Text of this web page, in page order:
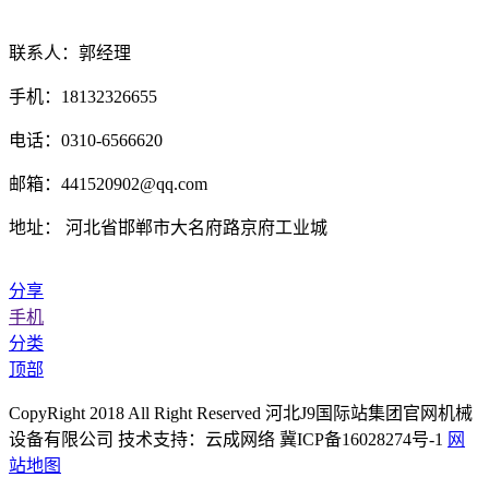
联系人：郭经理
手机：18132326655
电话：0310-6566620
邮箱：441520902@qq.com
地址： 河北省邯郸市大名府路京府工业城
分享
手机
分类
顶部
CopyRight 2018 All Right Reserved 河北J9国际站集团官网机械
设备有限公司 技术支持：云成网络 冀ICP备16028274号-1 网
站地图